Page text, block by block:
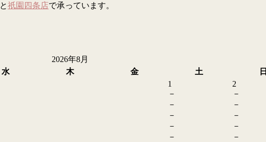
と祇園四条店で承っています。
2026年8月
水 木 金 土
日
1
－
－
－
－
－
2
－
－
－
－
－